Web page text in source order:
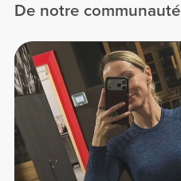
De notre communauté